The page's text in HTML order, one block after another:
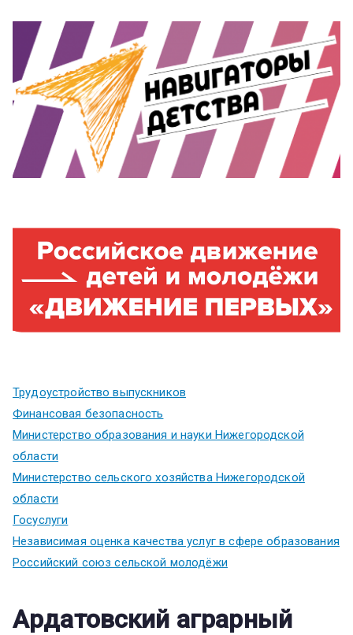
Трудоустройство выпускников
Финансовая безопасность
Министерство образования и науки Нижегородской
области
Министерство сельского хозяйства Нижегородской
области
Госуслуги
Независимая оценка качества услуг в сфере образования
Российский союз сельской молодёжи
Ардатовский аграрный